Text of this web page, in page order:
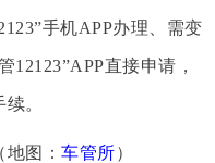
手机APP办理、需变
12123”APP直接申请，
。
地图： 车管所）